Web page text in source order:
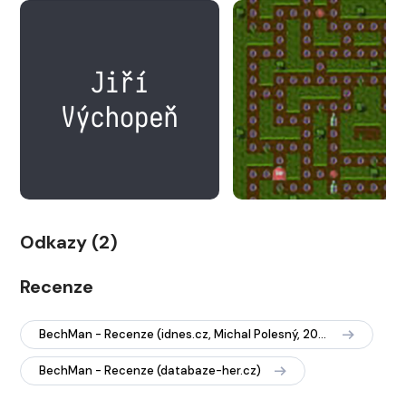
Odkazy (2)
Recenze
BechMan - Recenze (idnes.cz, Michal Polesný, 2001)
BechMan - Recenze (databaze-her.cz)